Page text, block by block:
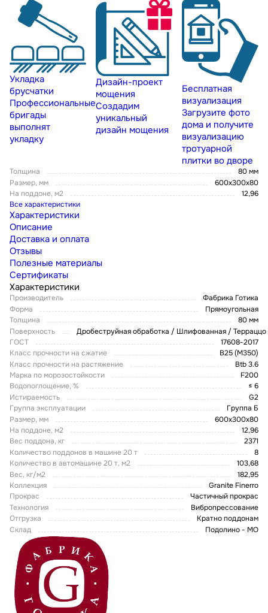
Укладка
брусчатки
Профессиональные
бригады
выполнят
укладку
Дизайн-проект
мощения
Создадим
уникальный
дизайн мощения
Бесплатная
визуализация
Загрузите фото
дома и получите
визуализацию
тротуарной
плитки во дворе
Толщина
80 мм
Размер, мм
600х300х80
На поддоне, м2
12,96
Все характеристики
Характеристики
Описание
Доставка и оплата
Отзывы
Полезные материалы
Сертификаты
Характеристики
Производитель
Фабрика Готика
Форма
Прямоугольная
Толщина
80 мм
Поверхность
Дробеструйная обработка / Шлифованная / Терраццо
ГОСТ
17608-2017
Класс прочности на сжатие
В25 (М350)
Класс прочности на растяжение
Btb 3.6
Марка по морозостойкости
F200
Водопоглощение, %
≤ 6
Истираемость
G2
Группа эксплуатации
Группа Б
Размер, мм
600х300х80
На поддоне, м2
12,96
Вес поддона, кг
2371
Количество поддонов в машине 20 т
8
Количество в автомашине 20 т, м2
103,68
Вес, кг/м2
182,95
Коллекция
Granite Finerro
Прокрас
Частичный прокрас
Технология
Вибропрессование
Отгрузка
Кратно поддонам
Склад
Подолино - МО